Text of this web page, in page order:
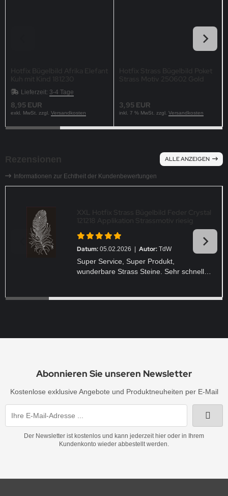
Hotfix Bügelbild Afrika Elefant
Kuh mit Kind 181230
Lieferzeit: 3-4 Tage
8,95 EUR
exkl. MwSt. zzgl. Versandkosten
Hotfix Strass Bügelbild Poket
Strass Motiv 250602 Gold
3,95 EUR
inkl. 7 % MwSt. zzgl. Versandkosten
Rezensionen ALLE ANZEIGEN
Informationen zur Echtheit der Kundenbewertungen
XXL Hotfix Strass Bügelbild Feder Crystal
121218 Applikation Strassmotiv riesig
Datum: 05.02.2026 | Autor: TdW
Super Service, Super Produkt,
wunderbare Strass Steine. Sehr schnelle
Abonnieren Sie unseren Newsletter
Kostenlose exklusive Angebote und Produktneuheiten per E-Mail
Der Newsletter ist kostenlos und kann jederzeit hier oder in Ihrem
Kundenkonto wieder abbestellt werden.